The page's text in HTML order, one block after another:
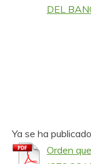
DEL
Ya se ha
Orden